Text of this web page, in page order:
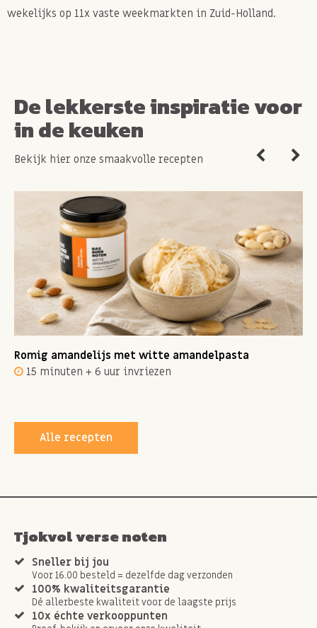
wekelijks op 11x vaste weekmarkten in Zuid-Holland.
De lekkerste inspiratie voor
in de keuken
Bekijk hier onze smaakvolle recepten
Romig amandelijs met witte amandelpasta
15 minuten + 6 uur invriezen
Alle recepten
Tjokvol verse noten
Sneller bij jou
Voor 16.00 besteld = dezelfde dag verzonden
100% kwaliteitsgarantie
Dé allerbeste kwaliteit voor de laagste prijs
10x échte verkooppunten